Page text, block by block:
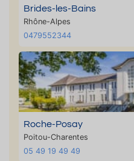
Brides-les-Bains
Rhône-Alpes
0479552344
Roche-Posay
Poitou-Charentes
05 49 19 49 49